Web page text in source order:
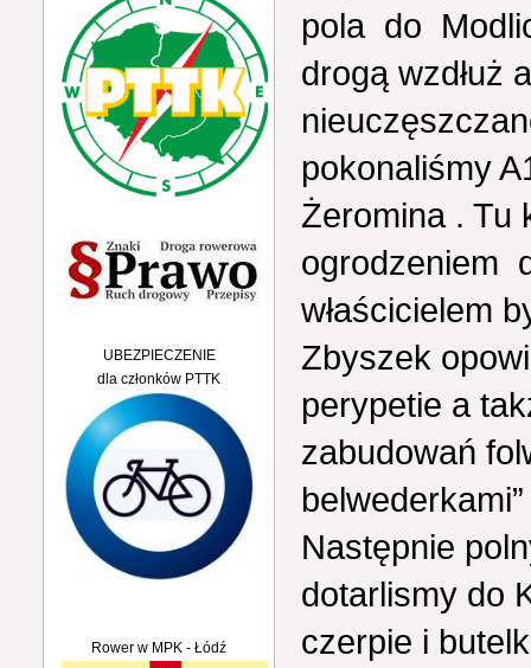
UBEZPIECZENIE
dla członków PTTK
Rower w MPK - Łódź
pola do
drogą wzdłuż
pokonaliśmy
Żeromina . Tu
ogrodzeniem
właścicielem
Zbyszek
perypetie a
zabudowań
Następnie
dotarlismy do
czerpie i